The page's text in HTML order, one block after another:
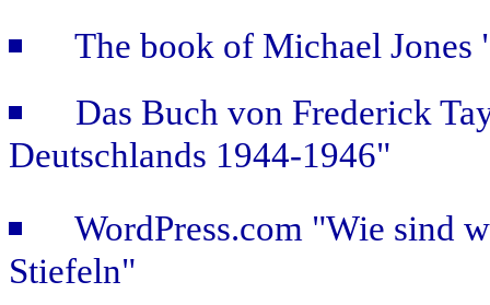
The book of Michael
Das Buch von Frederick
Deutschlands 1944-1946"
WordPress.com "Wie sind
Stiefeln"